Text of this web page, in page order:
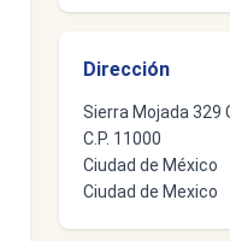
Dirección
Sierra Mojada 329
C.P. 11000
Ciudad de México
Ciudad de Mexico